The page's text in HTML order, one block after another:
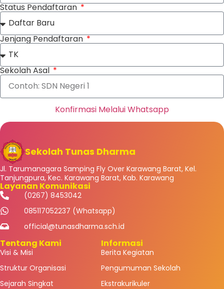
Status Pendaftaran
Jenjang Pendaftaran
Sekolah Asal
Konfirmasi Melalui Whatsapp
Sekolah Tunas Dharma
Jl. Tarumanagara Samping Fly Over Karawang Barat, Kel.
Tanjungpura, Kec. Karawang Barat, Kab. Karawang
Layanan Komunikasi
(0267) 8453042
085117052237 (Whatsapp)
official@tunasdharma.sch.id
Tentang Kami
Visi & Misi
Struktur Organisasi
Sejarah Singkat
Informasi
Berita Kegiatan
Pengumuman Sekolah
Ekstrakurikuler